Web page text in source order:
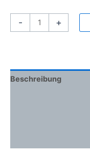
- +
Beschreibung